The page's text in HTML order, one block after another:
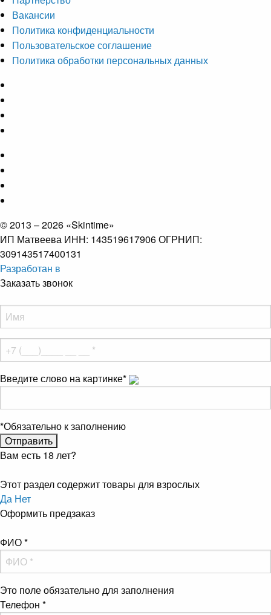
Вакансии
Политика конфиденциальности
Пользовательское соглашение
Политика обработки персональных данных
© 2013 – 2026 «Skintime»
ИП Матвеева ИНН: 143519617906 ОГРНИП:
309143517400131
Разработан в
Заказать звонок
Введите слово на картинке*
*Обязательно к заполнению
Вам есть 18 лет?
Этот раздел содержит товары для взрослых
Да Нет
Оформить предзаказ
ФИО*
Это поле обязательно для заполнения
Телефон *